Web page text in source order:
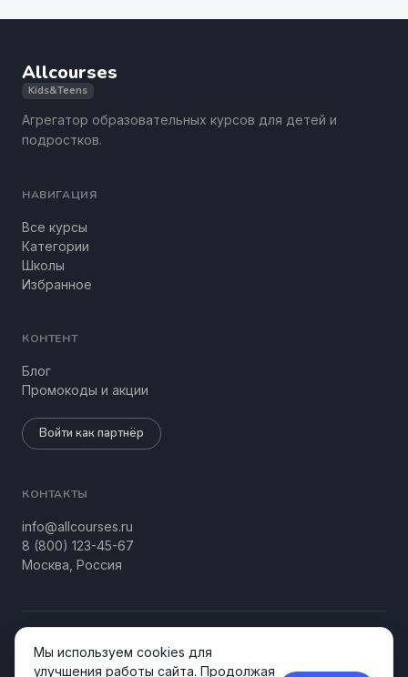
Allcourses
Kids&Teens
Агрегатор образовательных курсов для детей и
подростков.
НАВИГАЦИЯ
Все курсы
Категории
Школы
Избранное
КОНТЕНТ
Блог
Промокоды и акции
Войти как партнёр
КОНТАКТЫ
info@allcourses.ru
8 (800) 123-45-67
Москва, Россия
КонфиденциальностьСоглашение
Мы используем cookies для
улучшения работы сайта. Продолжая